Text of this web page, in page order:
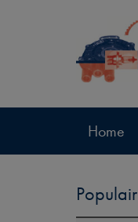
Home
Populair